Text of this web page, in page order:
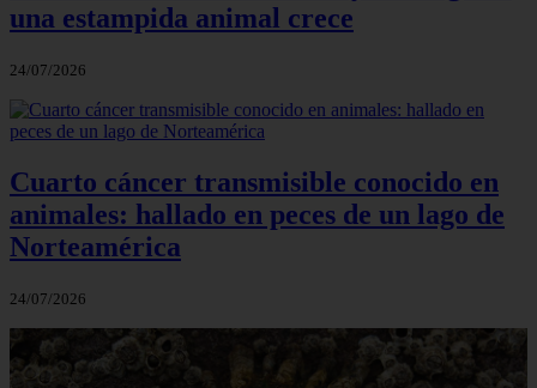
una estampida animal crece
24/07/2026
Cuarto cáncer transmisible conocido en
animales: hallado en peces de un lago de
Norteamérica
24/07/2026